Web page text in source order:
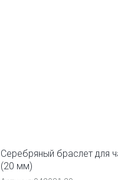
Серебряный браслет для
(20 мм)